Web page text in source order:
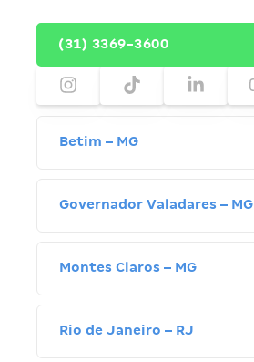
(31) 3369-3600
Betim – MG
Governador Valadares – MG
Montes Claros – MG
Rio de Janeiro – RJ